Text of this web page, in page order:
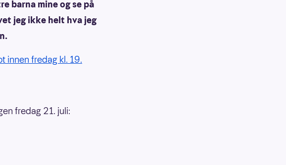
barna mine og se på
jeg ikke helt hva jeg
innen fredag kl. 19.
fredag 21. juli: